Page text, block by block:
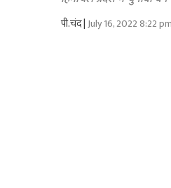
पी.चंद |July 16, 2022 8:22 pm